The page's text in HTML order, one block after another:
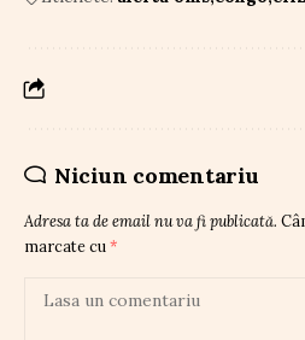
Niciun comentariu
Adresa ta de email nu va fi publicată.
marcate cu*